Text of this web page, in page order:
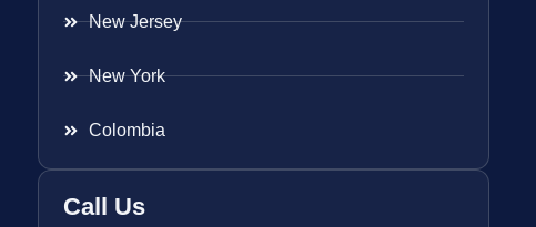
New Jersey
New York
Colombia
Call Us